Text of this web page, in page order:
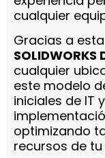
cualquier
Gracias a
SOLIDWORKS
cualquier
este modelo
iniciales de IT
optimizando
recursos de